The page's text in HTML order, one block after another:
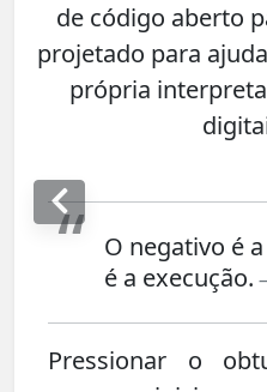
de código aberto
projetado para
própria
O negativo é
é a execução.
Pressionar o